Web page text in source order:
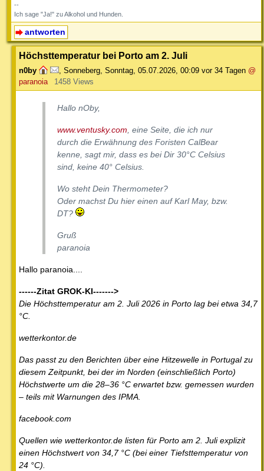
--
Ich sage "Ja!" zu Alkohol und Hunden.
antworten
Höchsttemperatur bei Porto am 2. Juli
n0by Sonneberg Sonntag, 05.07.2026, 00:09 vor 34 Tagen @
paranoia
1458 Views
Hallo nOby,
www.ventusky.com , eine Seite, die ich nur
durch die Erwähnung des Foristen CalBear
kenne, sagt mir, dass es bei Dir 30°C Celsius
sind, keine 40° Celsius.
Wo steht Dein Thermometer?
Oder machst Du hier einen auf Karl May, bzw.
DT?
Gruß
paranoia
Hallo paranoia....
------Zitat GROK-KI------->
Die Höchsttemperatur am 2. Juli 2026 in Porto lag bei etwa 34,7
°C.
wetterkontor.de
Das passt zu den Berichten über eine Hitzewelle in Portugal zu
diesem Zeitpunkt, bei der im Norden (einschließlich Porto)
Höchstwerte um die 28–36 °C erwartet bzw. gemessen wurden
– teils mit Warnungen des IPMA.
facebook.com
Quellen wie wetterkontor.de listen für Porto am 2. Juli explizit
einen Höchstwert von 34,7 °C (bei einer Tiefsttemperatur von
24 °C).